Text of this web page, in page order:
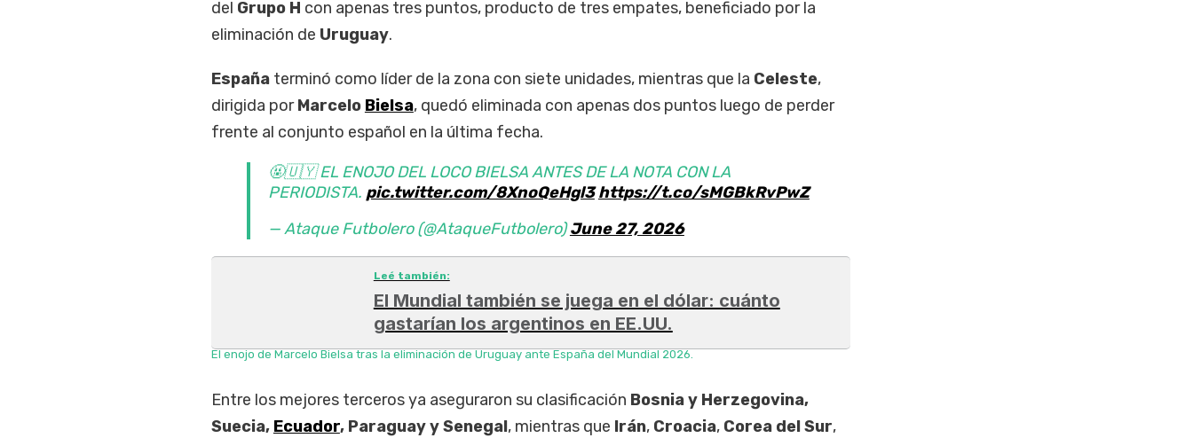
del Grupo H con apenas tres puntos, producto de tres empates, beneficiado por la
eliminación de Uruguay.
Españaterminó como líder de la zona con siete unidades, mientras que la Celeste,
dirigida porMarcelo Bielsa, quedó eliminada con apenas dos puntos luego de perder
frente al conjunto español en la última fecha.
🤬🇺🇾 EL ENOJO DEL LOCO BIELSA ANTES DE LA NOTA CON LA
PERIODISTA. pic.twitter.com/8XnoQeHgl3 https://t.co/sMGBkRvPwZ
— Ataque Futbolero (@AtaqueFutbolero)June 27, 2026
Leé también:
El Mundial también se juega en el dólar: cuánto
gastarían los argentinos en EE.UU.
El enojo de Marcelo Bielsa tras la eliminación de Uruguay ante España del Mundial 2026.
Entre los mejores terceros ya aseguraron su clasificación Bosnia y Herzegovina,
Suecia, Ecuador, Paraguay y Senegal, mientras que Irán, Croacia, Corea del Sur,